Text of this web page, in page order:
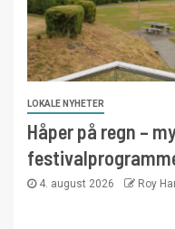
LOKALE NYHETER
Håper på regn –
4. august 2026 Roy